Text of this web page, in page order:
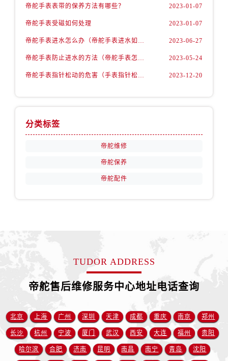
帝舵手表表带的保养方法有哪些？ 2023-01-07
帝舵手表受磁如何处理 2023-01-07
帝舵手表进水怎么办（帝舵手表进水如何维修） 2023-06-27
帝舵手表防止进水的方法（帝舵手表怎么预防进水） 2023-05-24
帝舵手表指针松动的危害（手表指针松动的弊端） 2023-12-20
分类标签
帝舵维修
帝舵保养
帝舵配件
TUDOR ADDRESS
帝舵售后维修服务中心地址电话查询
北京 上海 广州 深圳 天津 成都 重庆 南京 郑州
长沙 杭州 宁波 厦门 武汉 西安 大连 福州 贵阳
哈尔滨 合肥 济南 昆明 南昌 南宁 青岛 沈阳